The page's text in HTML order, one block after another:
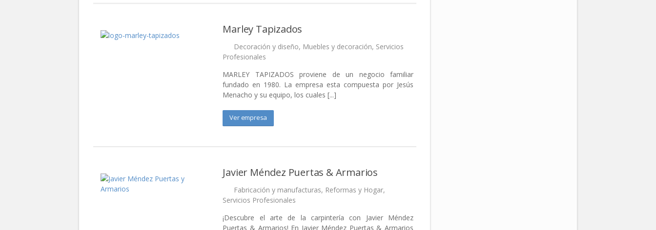
Marley Tapizados
Decoración y diseño, Muebles y decoración, Servicios
Profesionales
MARLEY TAPIZADOS proviene de un negocio familiar
fundado en 1980. La empresa esta compuesta por Jesús
Menacho y su equipo, los cuales [...]
Ver empresa
Javier Méndez Puertas & Armarios
Fabricación y manufacturas, Reformas y Hogar,
Servicios Profesionales
¡Descubre el arte de la carpintería con Javier Méndez
Puertas & Armarios! En Javier Méndez Puertas & Armarios